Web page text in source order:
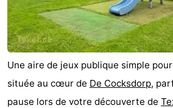
Une aire de jeux publique simple
située au cœur de De Cocksdorp,
pause lors de votre découverte de